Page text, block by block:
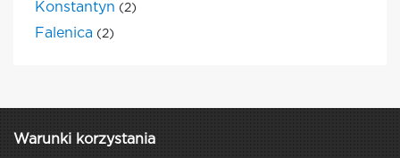
Konstantyn (2)
Falenica (2)
Warunki korzystania